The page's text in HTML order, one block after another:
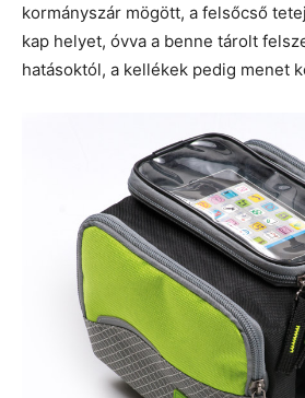
kormányszár mögött, a felsőcső
kap helyet, óvva a benne tárolt
hatásoktól, a kellékek pedig menet